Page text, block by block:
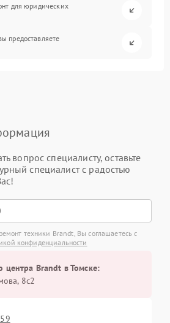
для юридических
предоставляете
вопрос специалисту, оставьте
специалист с радостью
техники Brandt, Вы соглашаетесь с
конфиденциальности
центра Brandt в Томске:
8с2